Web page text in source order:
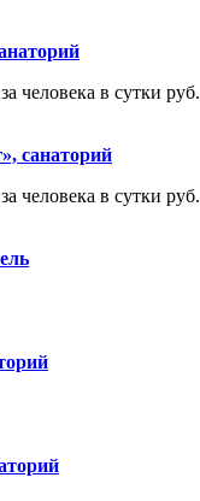
человека в сутки руб.
санаторий
человека в сутки руб.